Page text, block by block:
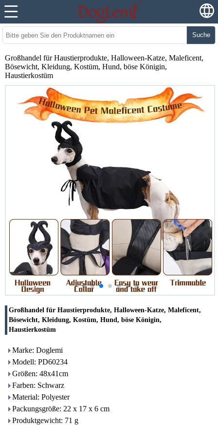
Suche
Großhandel für Haustierprodukte, Halloween-Katze, Maleficent,
Bösewicht, Kleidung, Kostüm, Hund, böse Königin,
Haustierkostüm
Großhandel für Haustierprodukte, Halloween-Katze, Maleficent,
Bösewicht, Kleidung, Kostüm, Hund, böse Königin,
Haustierkostüm
Marke: Doglemi
Modell: PD60234
Größen: 48x41cm
Farben: Schwarz
Material: Polyester
Packungsgröße: 22 x 17 x 6 cm
Produktgewicht: 71 g